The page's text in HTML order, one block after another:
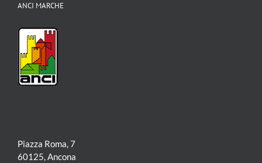
ANCI MARCHE
Piazza Roma, 7
60125, Ancona